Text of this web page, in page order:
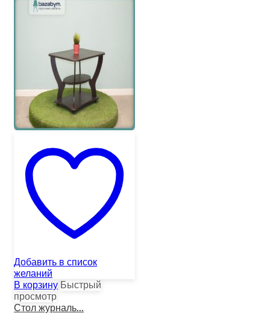
Добавить в список
желаний
В корзину Быстрый
просмотр
Стол журналь...